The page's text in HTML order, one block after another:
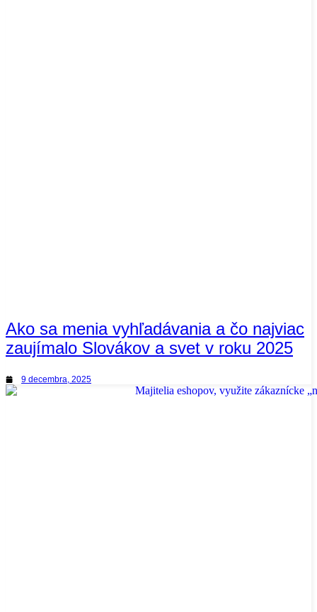
Ako sa menia vyhľadávania a čo najviac
zaujímalo Slovákov a svet v roku 2025
9 decembra, 2025